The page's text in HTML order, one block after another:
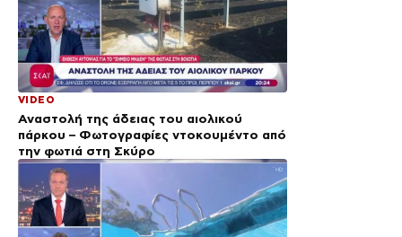
VIDEO
Αναστολή της άδειας του αιολικού
πάρκου – Φωτογραφίες ντοκουμέντο από
την φωτιά στη Σκύρο